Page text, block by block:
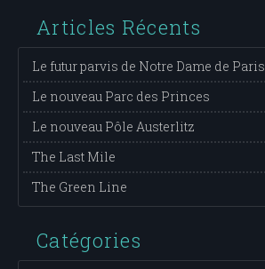
Articles Récents
Le futur parvis de Notre Dame de Paris
Le nouveau Parc des Princes
Le nouveau Pôle Austerlitz
The Last Mile
The Green Line
Catégories